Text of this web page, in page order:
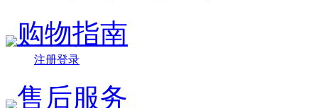
购物指南
注册登录
售后服务